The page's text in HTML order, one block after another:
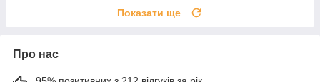
Показати ще
Про нас